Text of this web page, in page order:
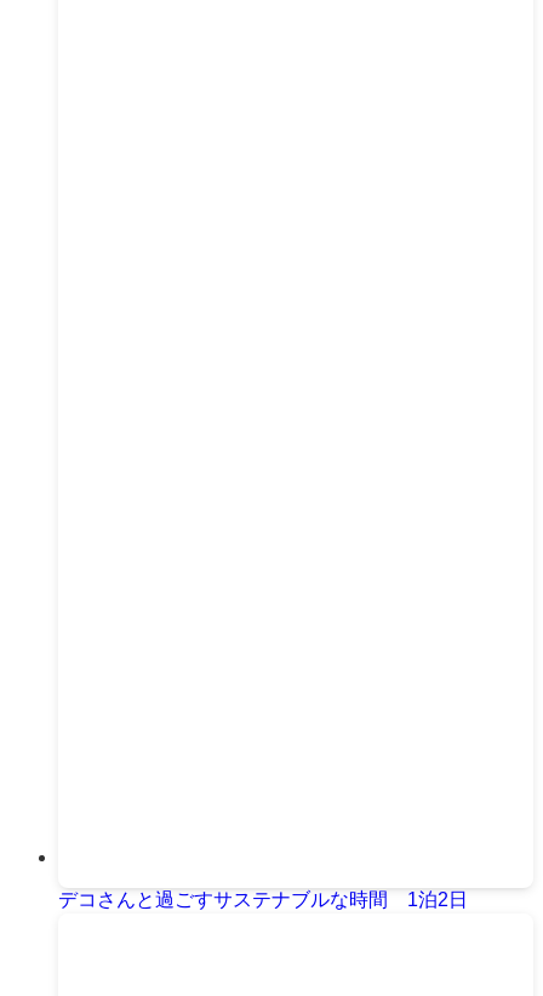
デコさんと過ごすサステナブルな時間 1泊2日